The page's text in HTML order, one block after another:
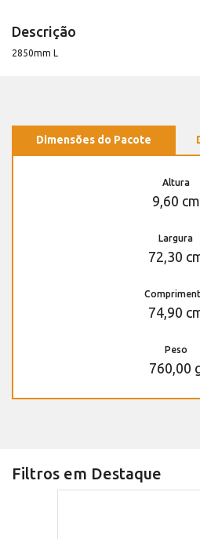
Descrição
2850mm L
Dimensões do Pacote
Altura
9,60 cm
Largura
72,30
74,90
Peso
760,00
Filtros em Destaque